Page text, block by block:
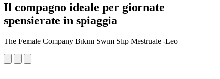
Il compagno ideale per giornate
spensierate in spiaggia
The Female Company Bikini Swim Slip Mestruale -Leo